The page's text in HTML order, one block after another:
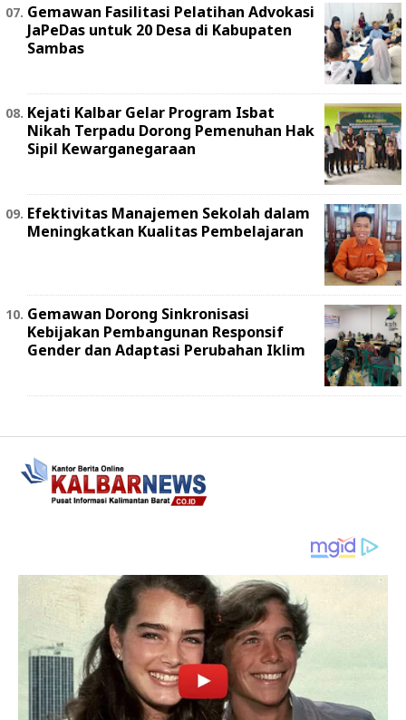
Gemawan Fasilitasi Pelatihan Advokasi
JaPeDas untuk 20 Desa di Kabupaten
Sambas
Kejati Kalbar Gelar Program Isbat
Nikah Terpadu Dorong Pemenuhan Hak
Sipil Kewarganegaraan
Efektivitas Manajemen Sekolah dalam
Meningkatkan Kualitas Pembelajaran
Gemawan Dorong Sinkronisasi
Kebijakan Pembangunan Responsif
Gender dan Adaptasi Perubahan Iklim